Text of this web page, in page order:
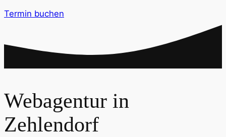
Termin buchen
Webagentur in
Zehlendorf